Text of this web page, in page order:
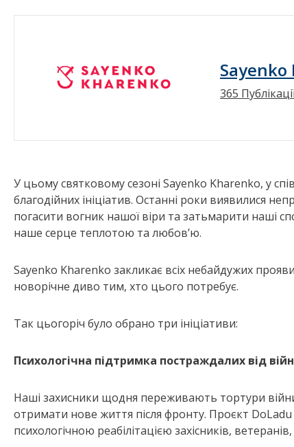
365
У цьому святковому сезоні Sayenko Kharenko, у
благодійних ініціатив. Останні роки виявилися
погасити вогник нашої віри та затьмарити наші
наше серце теплотою та любов’ю.
Sayenko Kharenko закликає всіх небайдужих
новорічне диво тим, хто цього потребує.
Так цьогоріч було обрано три ініціативи:
Психологічна підтримка постраждалих від
Наші захисники щодня переживають тортури
отримати нове життя після фронту. Проєкт
психологічною реабілітацією захісників, ветеранів,